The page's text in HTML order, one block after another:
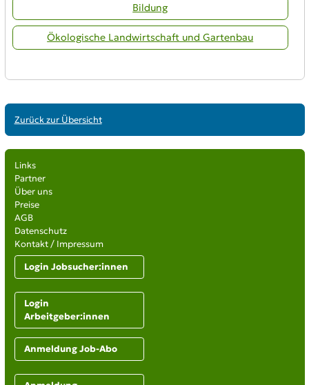
Bildung
Ökologische Landwirtschaft und Gartenbau
Zurück zur Übersicht
Links
Partner
Über uns
Preise
AGB
Datenschutz
Kontakt / Impressum
Login Jobsucher:innen
Login
Arbeitgeber:innen
Anmeldung Job-Abo